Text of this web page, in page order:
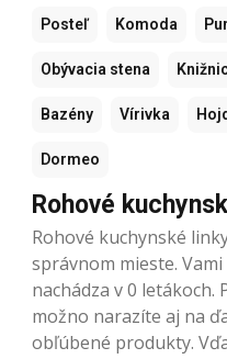
Posteľ Komoda
Obývacia stena
Bazény Vírivka
Dormeo
Rohové
Rohové kuchynské
správnom mieste.
nachádza v 0
možno narazíte aj na
obľúbené produkty.